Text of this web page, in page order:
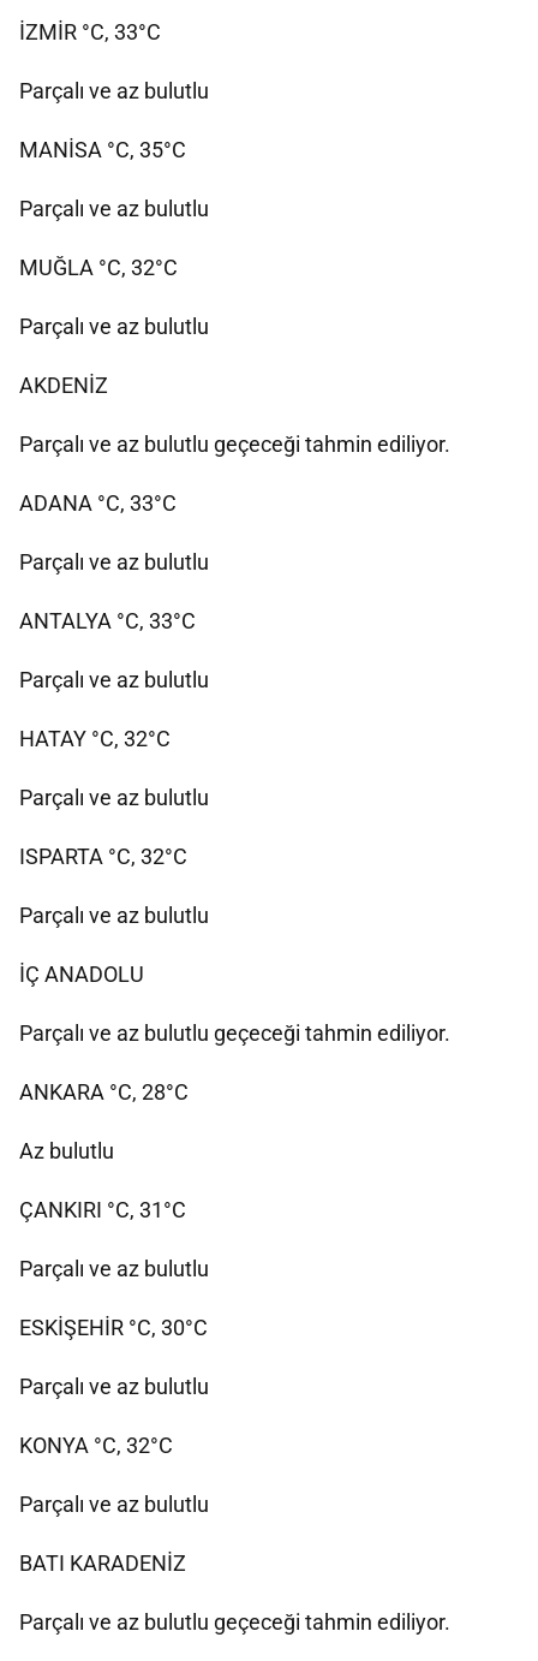
İZMİR °C, 33°C
Parçalı ve az bulutlu
MANİSA °C, 35°C
Parçalı ve az bulutlu
MUĞLA °C, 32°C
Parçalı ve az bulutlu
AKDENİZ
Parçalı ve az bulutlu geçeceği tahmin ediliyor.
ADANA °C, 33°C
Parçalı ve az bulutlu
ANTALYA °C, 33°C
Parçalı ve az bulutlu
HATAY °C, 32°C
Parçalı ve az bulutlu
ISPARTA °C, 32°C
Parçalı ve az bulutlu
İÇ ANADOLU
Parçalı ve az bulutlu geçeceği tahmin ediliyor.
ANKARA °C, 28°C
Az bulutlu
ÇANKIRI °C, 31°C
Parçalı ve az bulutlu
ESKİŞEHİR °C, 30°C
Parçalı ve az bulutlu
KONYA °C, 32°C
Parçalı ve az bulutlu
BATI KARADENİZ
Parçalı ve az bulutlu geçeceği tahmin ediliyor.